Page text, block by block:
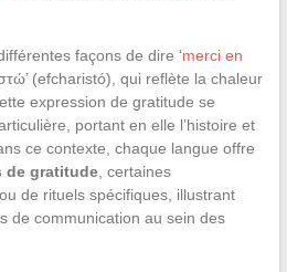
façons de dire ‘merci en
(efcharistó), qui reflète la chaleur
expression de gratitude se
portant en elle l’histoire et
ce contexte, chaque langue offre
de gratitude, certaines
de rituels spécifiques, illustrant
de communication au sein des